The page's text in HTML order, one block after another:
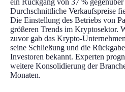
ein Rückgang von 37 %
Durchschnittliche Verkaufspreise
Die Einstellung des Betriebs von
größeren Trends im Kryptosektor.
zuvor gab das Krypto-
seine Schließung und die
Investoren bekannt. Experten
weitere Konsolidierung der
Monaten.